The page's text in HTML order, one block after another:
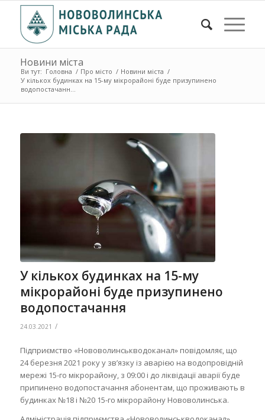
Новини міста
Ви тут: Головна / Про місто / Новини міста /
У кількох будинках на 15-му мікрорайоні буде призупинено
водопостачанн...
У кількох будинках на 15-му
мікрорайоні буде призупинено
водопостачання
24.03.2021 /
Підприємство «Нововолинськводоканал» повідомляє, що
24 березня 2021 року у зв’язку із аварією на водопровідній
мережі 15-го мікрорайону, з 09:00 і до ліквідації аварії буде
припинено водопостачання абонентам, що проживають в
будинках №18 і №20 15-го мікрорайону Нововолинська.